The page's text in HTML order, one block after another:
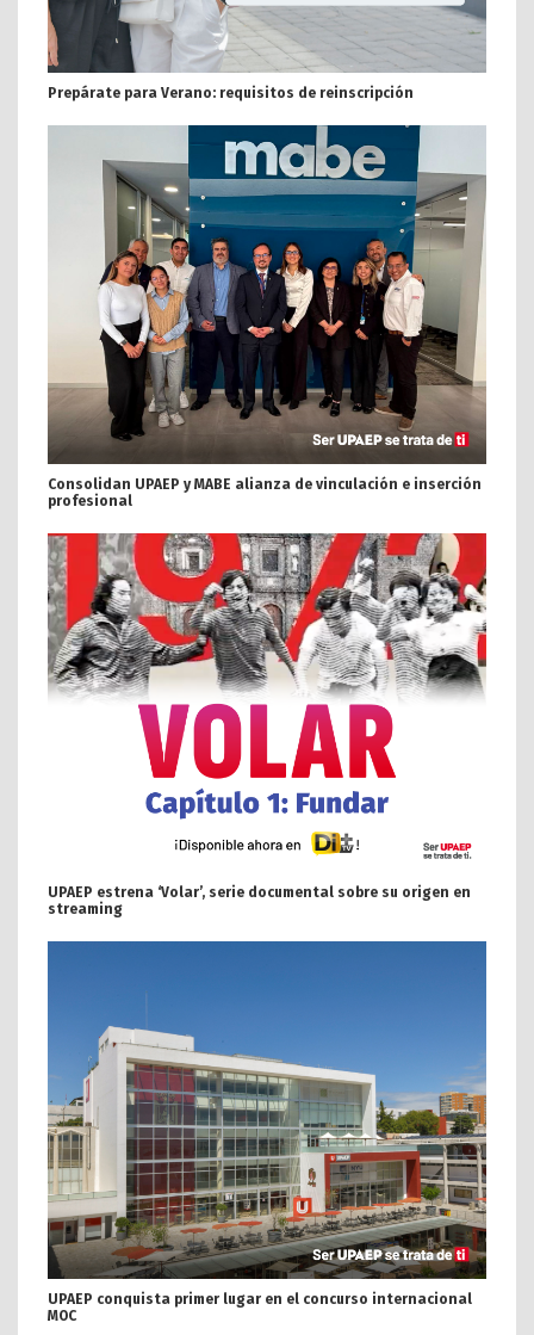
Prepárate para Verano: requisitos de reinscripción
Consolidan UPAEP y MABE alianza de vinculación e inserción
profesional
UPAEP estrena ‘Volar’, serie documental sobre su origen en
streaming
UPAEP conquista primer lugar en el concurso internacional
MOC